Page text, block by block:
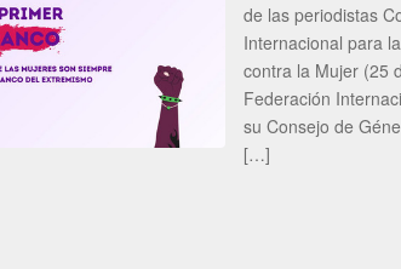
de las periodistas
Internacional para
contra la Mujer (25
Federación
su Consejo de
[…]